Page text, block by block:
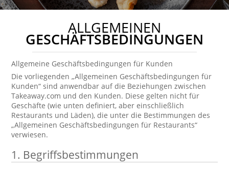
ALLGEMEINEN
GESCHÄFTSBEDINGUNGEN
Allgemeine Geschäftsbedingungen für Kunden
Die vorliegenden „Allgemeinen Geschäftsbedingungen für
Kunden“ sind anwendbar auf die Beziehungen zwischen
Takeaway.com und den Kunden. Diese gelten nicht für
Geschäfte (wie unten definiert, aber einschließlich
Restaurants und Läden), die unter die Bestimmungen des
„Allgemeinen Geschäftsbedingungen für Restaurants“
verwiesen.
1. Begriffsbestimmungen